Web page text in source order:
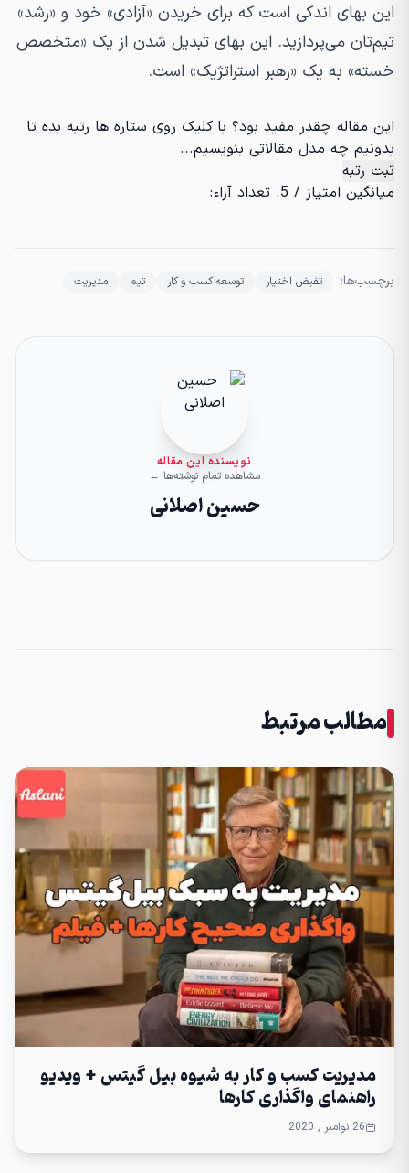
این بهای اندکی است که برای خریدن «آزادی» خود و «رشد»
تیم‌تان می‌پردازید. این بهای تبدیل شدن از یک «متخصص
خسته» به یک «رهبر استراتژیک» است.
این مقاله چقدر مفید بود؟ با کلیک روی ستاره ها رتبه بده تا
بدونیم چه مدل مقالاتی بنویسیم...
ثبت رتبه
میانگین امتیاز / 5. تعداد آراء:
برچسب‌ها: تفیض اختیار توسعه کسب و کار تیم مدیریت
نویسنده این مقاله
مشاهده تمام نوشته‌ها ←
حسین اصلانی
مطالب مرتبط
مدیریت کسب و کار به شیوه بیل گیتس + ویدیو
راهنمای واگذاری کارها
26 نوامبر , 2020